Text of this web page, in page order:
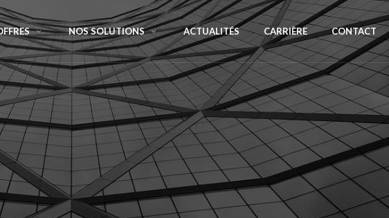
NOS SOLUTIONS ACTUALITÉS CARRIÈRE CONTACT